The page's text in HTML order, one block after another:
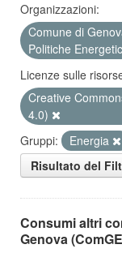
Organizzazioni:
Comune di
Politiche
Licenze sulle
Creative
4.0)
Gruppi:
Energia
Risultato del
Consumi altri
Genova